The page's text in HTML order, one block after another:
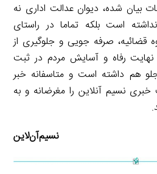
بیان شده، دیوان عدالت اداری نه
است بلکه تماما در راستای
قضائیه، صرفه جویی و جلوگیری از
رفاه و آسایش مردم در ثبت
هم داشته است و متاسفانه خبر
نسیم آنلاین را مغرضانه و به
نسیم‌آن‌لاین